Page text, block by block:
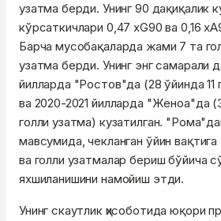
узатма берди. Унинг 90 дақиқалик
кўрсаткичлари 0,47 хG90 ва 0,16
Барча мусобақаларда жами 7 та
узатма берди. Унинг энг самарали
йилларда "Ростов"да (28 ўйинда 11
ва 2020-2021 йилларда "Женоа"да
голли узатма) кузатилган.
мавсумида, чекланган ўйин
ва голли узатмалар бериш бўйича
яхшиланишини намойиш этди.
Унинг скаутлик ҳисоботида юқори